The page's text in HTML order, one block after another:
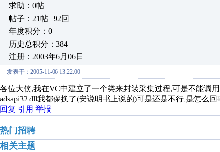
求助：0帖
帖子：21帖 | 92回
年度积分：0
历史总积分：384
注册：2003年6月06日
发表于：2005-11-06 13:22:00
各位大侠,我在VC中建立了一个类来封装采集过程,可是不能调
adsapi32.dll我都保换了(安说明书上说的)可是还是不行,是怎么回
回复 引用 举报
热门招聘
相关主题